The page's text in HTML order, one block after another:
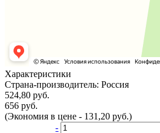
Характеристики
Страна-производитель: Россия
524,80 руб.
656 руб.
(Экономия в цене - 131,20 руб.)
-